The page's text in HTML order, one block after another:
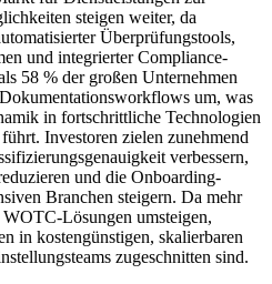
steigen weiter, da
Überprüfungstools,
und integrierter Compliance-
58 % der großen Unternehmen
um, was
in fortschrittliche Technologien
Investoren zielen zunehmend
verbessern,
und die Onboarding-
Branchen steigern. Da mehr
Lösungen umsteigen,
in kostengünstigen, skalierbaren
zugeschnitten sind.